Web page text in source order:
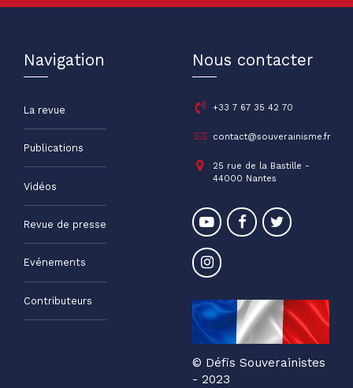
Navigation
La revue
Publications
Vidéos
Revue de presse
Evénements
Contributeurs
Nous contacter
+33 7 67 35 42 70
contact@souverainisme.fr
25 rue de la Bastille -
44000 Nantes
© Défis Souverainistes
- 2023